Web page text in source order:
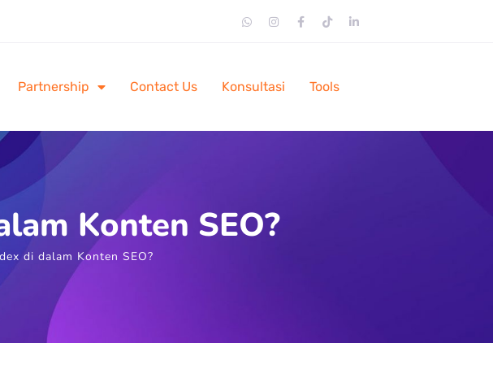
Partnership Contact Us Konsultasi Tools
Konten SEO?
di dalam Konten SEO?